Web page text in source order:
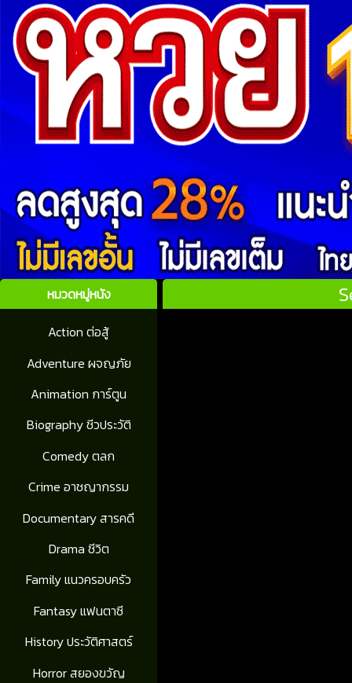
หมวดหมู่หนัง
Action ต่อสู้
Adventure ผจญภัย
Animation การ์ตูน
Biography ชีวประวัติ
Comedy ตลก
Crime อาชญากรรม
Documentary สารคดี
Drama ชีวิต
Family แนวครอบครัว
Fantasy แฟนตาซี
History ประวัติศาสตร์
Horror สยองขวัญ